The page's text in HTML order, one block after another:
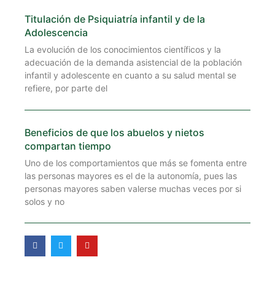
Titulación de Psiquiatría infantil y de la
Adolescencia
La evolución de los conocimientos científicos y la
adecuación de la demanda asistencial de la población
infantil y adolescente en cuanto a su salud mental se
refiere, por parte del
Beneficios de que los abuelos y nietos
compartan tiempo
Uno de los comportamientos que más se fomenta entre
las personas mayores es el de la autonomía, pues las
personas mayores saben valerse muchas veces por si
solos y no
F
a
c
T
w
i
Y
o
u